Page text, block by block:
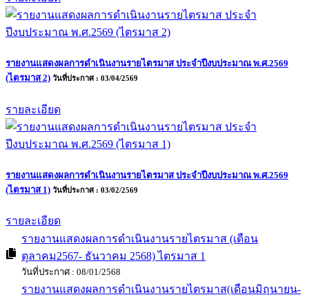
ข่าวจัดซื้อจัดจ้าง
(ไตรมาส 3) วันที่ประกาศ : 21/07/2569
รายงานแสดงผลการดำเนินงานรายไตรมาส ประจำปีงบประมาณ พ.ศ.2569
วันที่ประกาศ : 03/04/2569